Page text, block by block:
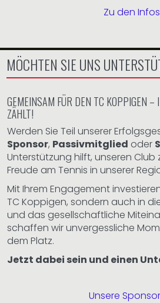
Zu den Infos
MÖCHTEN SIE UNS
GEMEINSAM FÜR DEN TC KOPPIGEN –
ZÄHLT!
Werden Sie Teil unserer
Sponsor, Passivmitglied oder
Unterstützung hilft, unseren Club
Freude am Tennis in unserer
Mit Ihrem Engagement
TC Koppigen, sondern auch in
und das gesellschaftliche
schaffen wir unvergessliche
dem Platz.
Jetzt dabei sein und einen
Unsere